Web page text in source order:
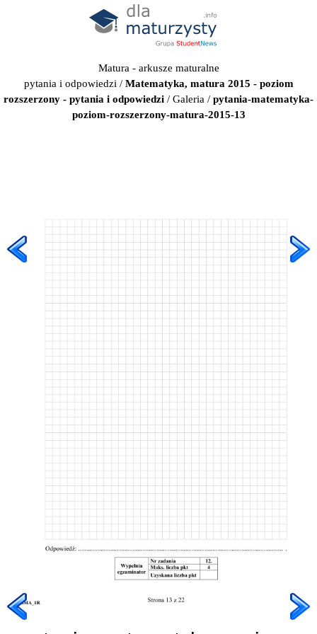
Matura - arkusze maturalne
pytania i odpowiedzi / Matematyka, matura 2015 - poziom
rozszerzony - pytania i odpowiedzi / Galeria / pytania-matematyka-
poziom-rozszerzony-matura-2015-13